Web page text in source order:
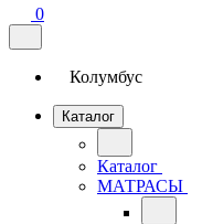
0
Колумбус
Каталог
Каталог
МАТРАСЫ